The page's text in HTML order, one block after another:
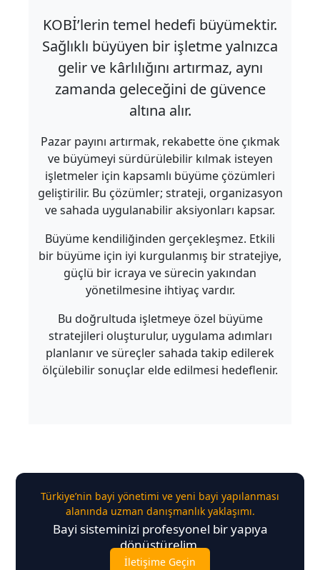
KOBİ’lerin temel hedefi büyümektir.
Sağlıklı büyüyen bir işletme yalnızca
gelir ve kârlılığını artırmaz, aynı
zamanda geleceğini de güvence
altına alır.
Pazar payını artırmak, rekabette öne çıkmak
ve büyümeyi sürdürülebilir kılmak isteyen
işletmeler için kapsamlı büyüme çözümleri
geliştirilir. Bu çözümler; strateji, organizasyon
ve sahada uygulanabilir aksiyonları kapsar.
Büyüme kendiliğinden gerçekleşmez. Etkili
bir büyüme için iyi kurgulanmış bir stratejiye,
güçlü bir icraya ve sürecin yakından
yönetilmesine ihtiyaç vardır.
Bu doğrultuda işletmeye özel büyüme
stratejileri oluşturulur, uygulama adımları
planlanır ve süreçler sahada takip edilerek
ölçülebilir sonuçlar elde edilmesi hedeflenir.
Türkiye’nin bayi yönetimi ve yeni bayi yapılanması
alanında uzman danışmanlık yaklaşımı.
Bayi sisteminizi profesyonel bir yapıya
dönüştürelim.
İletişime Geçin